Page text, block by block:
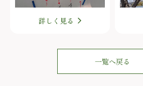
詳しく見る
一覧へ戻る